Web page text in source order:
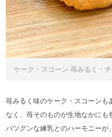
ケーク・スコーン 苺みるく・
苺みるく味のケーク・スコーン
なく、苺そのものが生地なかに
バツグンな練乳とのハーモニー